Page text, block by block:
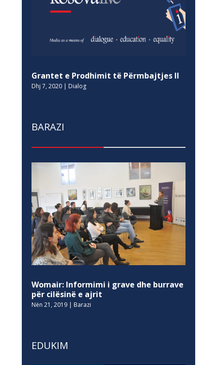
Grantet e Prodhimit të Përmbajtjes II
Dhj 7, 2020| Dialog
BARAZI
Womair: Informimi i grave dhe burrave
për cilësinë e ajrit
Nën 21, 2019| Barazi
EDUKIM